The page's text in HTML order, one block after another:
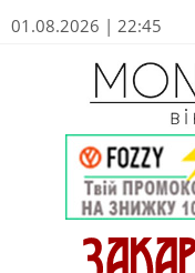
01.08.2026 | 22:45